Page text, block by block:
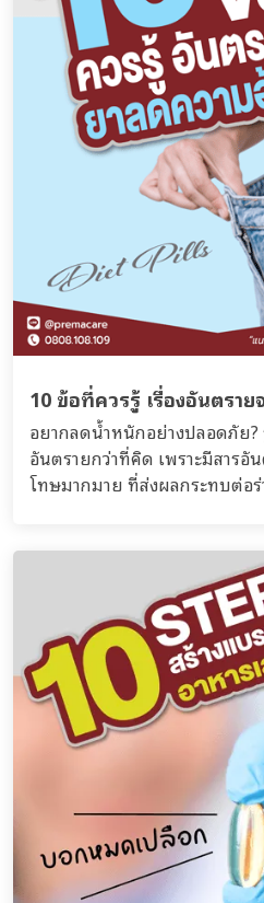
10 ข้อที่ควรรู้ เรื่องอันตรา
อยากลดน้ำหนักอย่างปลอดภัย?
อันตรายกว่าที่คิด เพราะมีสารอั
โทษมากมาย ที่ส่งผลกระทบต่อร่